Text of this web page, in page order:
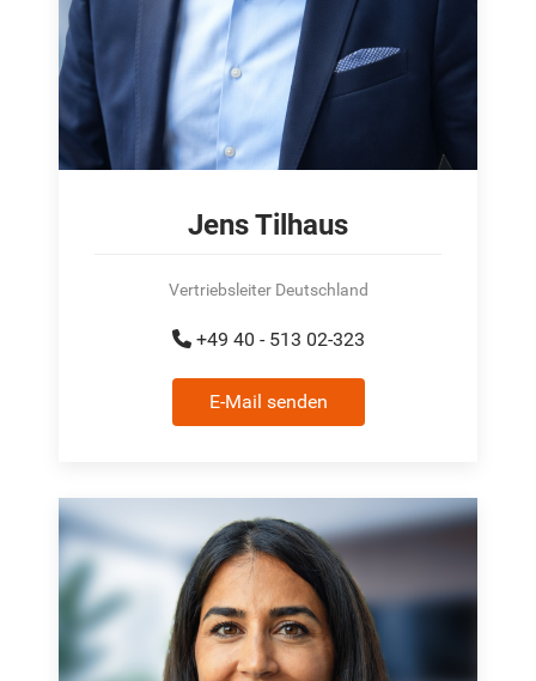
Jens Tilhaus
Vertriebsleiter Deutschland
+49 40 - 513 02-323
E-Mail senden